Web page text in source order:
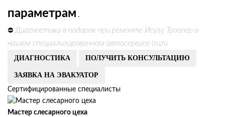
параметрам .
⛔ Диагностика в подарок при ремонте Исузу Троопер в
нашем специализированном автосервисе Isuzu
ДИАГНОСТИКА ПОЛУЧИТЬ КОНСУЛЬТАЦИЮ
ЗАЯВКА НА ЭВАКУАТОР
Сертифицированные специалисты
Мастер слесарного цеха